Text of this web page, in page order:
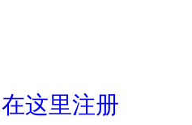
这里注册